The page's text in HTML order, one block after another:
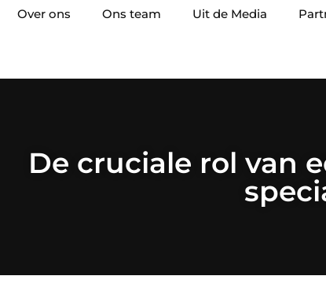
Over ons Ons team Uit de Media
De cruciale rol van